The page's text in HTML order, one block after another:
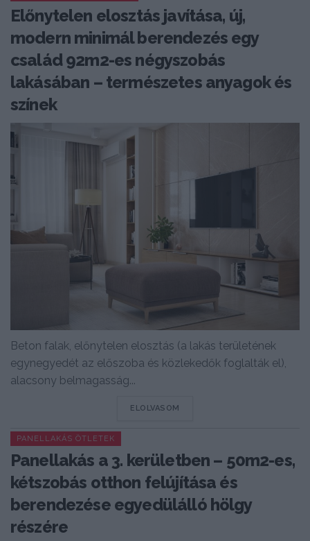
Előnytelen elosztás javítása, új,
modern minimál berendezés egy
család 92m2-es négyszobás
lakásában – természetes anyagok és
színek
Beton falak, előnytelen elosztás (a lakás területének
egynegyedét az előszoba és közlekedők foglalták el),
alacsony belmagasság...
ELOLVASOM
PANELLAKÁS ÖTLETEK
Panellakás a 3. kerületben – 50m2-es,
kétszobás otthon felújítása és
berendezése egyedülálló hölgy
részére